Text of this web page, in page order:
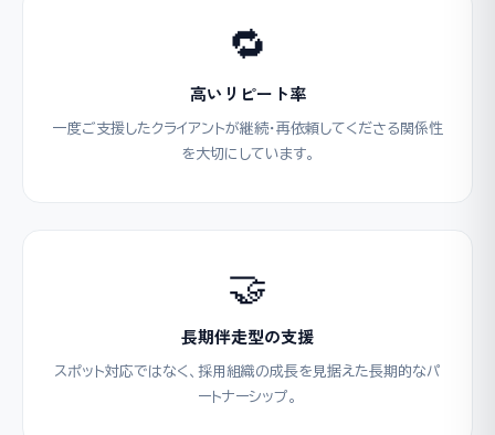
🔁
高いリピート率
一度ご支援したクライアントが継続・再依頼してくださる関係性
を大切にしています。
🤝
長期伴走型の支援
スポット対応ではなく、採用組織の成長を見据えた長期的なパ
ートナーシップ。